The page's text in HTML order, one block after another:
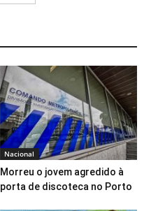
Nacional
Morreu o jovem agredido à
porta de discoteca no Porto